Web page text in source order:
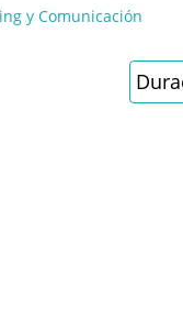
y Comunicación